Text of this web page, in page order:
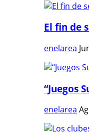
El fin de
enelarea
“Juegos
enelarea